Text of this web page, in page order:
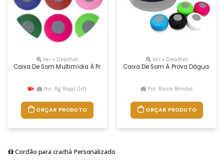
Ver + Detalhes
Caixa De Som Multimídia À Prova D’Água Emborrachada Com
Por: Rg Royal Gift
ORÇAR PRODUTO
Ver + Detalhes
Caixa De Som À Prova Dágua
Por: Reina Brindes
ORÇAR PRODUTO
Cordão para crachá Personalizado